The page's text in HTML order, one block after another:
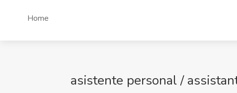
Home
asistente personal /